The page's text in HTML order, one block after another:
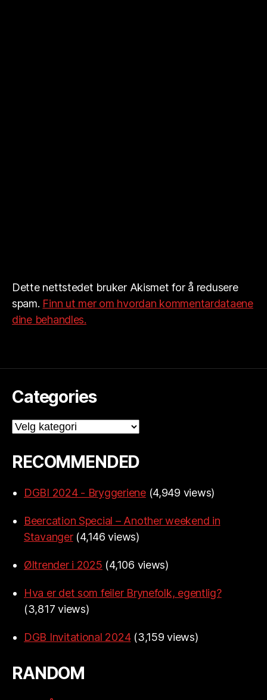
Dette nettstedet bruker Akismet for å redusere
spam. Finn ut mer om hvordan kommentardataene
dine behandles.
Categories
Categories
RECOMMENDED
DGBI 2024 - Bryggeriene (4,949 views)
Beercation Special – Another weekend in
Stavanger (4,146 views)
Øltrender i 2025 (4,106 views)
Hva er det som feiler Brynefolk, egentlig?
(3,817 views)
DGB Invitational 2024 (3,159 views)
RANDOM